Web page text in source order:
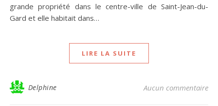
grande propriété dans le centre-ville de Saint-Jean-du-
Gard et elle habitait dans…
LIRE LA SUITE
Delphine Aucun commentaire